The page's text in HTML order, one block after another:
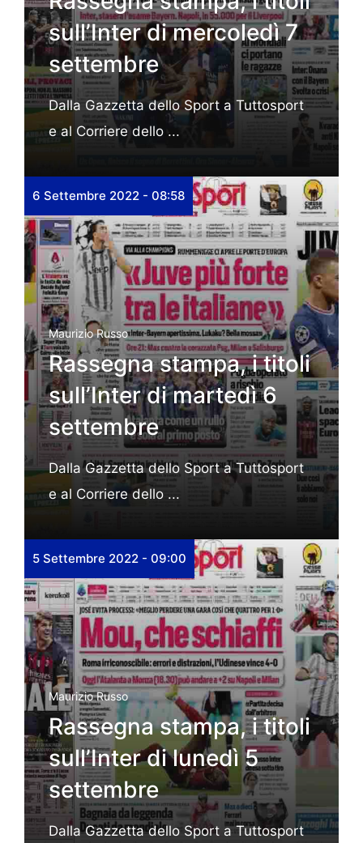
sull’Inter di mercoledì 7
settembre
Dalla Gazzetta dello Sport a Tuttosport
e al Corriere dello ...
6 Settembre 2022 - 08:58
Maurizio Russo
Rassegna stampa, i titoli
sull’Inter di martedì 6
settembre
Dalla Gazzetta dello Sport a Tuttosport
e al Corriere dello ...
5 Settembre 2022 - 09:00
Maurizio Russo
Rassegna stampa, i titoli
sull’Inter di lunedì 5
settembre
Dalla Gazzetta dello Sport a Tuttosport